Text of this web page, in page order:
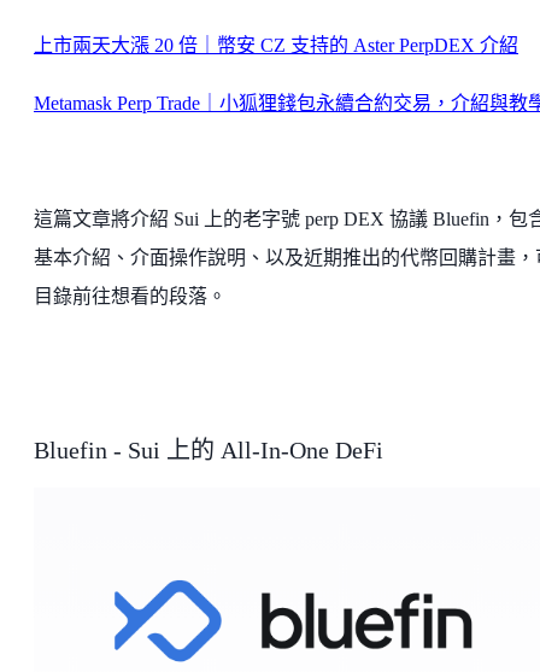
上市兩天大漲 20 倍｜幣安 CZ 支持的 Aster PerpDEX 介紹
Metamask Perp Trade｜小狐狸錢包永續合約交易，介紹與教
這篇文章將介紹 Sui 上的老字號 perp DEX 協議 Bluefin，包
基本介紹、介面操作說明、以及近期推出的代幣回購計畫，
目錄前往想看的段落。
Bluefin - Sui 上的 All-In-One DeFi